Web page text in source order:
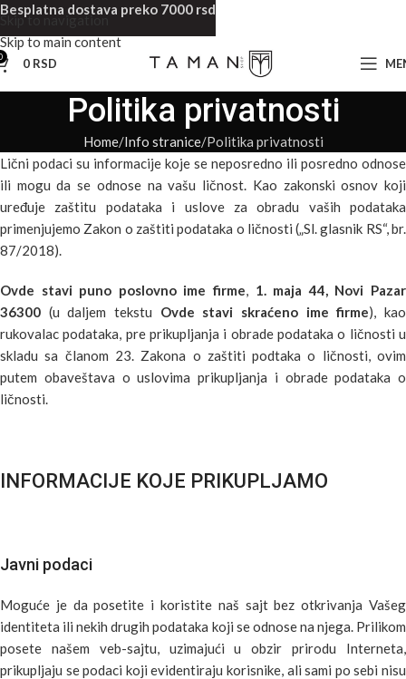
Skip to navigation
Skip to main content
0 RSD
Politika privatnosti
Home Info stranice Politika privatnosti
Lični podaci su informacije koje se neposredno ili posredno odnose
ili mogu da se odnose na vašu ličnost. Kao zakonski osnov koji
uređuje zaštitu podataka i uslove za obradu vaših podataka
primenjujemo Zakon o zaštiti podataka o ličnosti („Sl. glasnik RS“, br.
87/2018).
Ovde stavi puno poslovno ime firme, 1. maja 44, Novi Pazar
36300 (u daljem tekstu Ovde stavi skraćeno ime firme), kao
rukovalac podataka, pre prikupljanja i obrade podataka o ličnosti u
skladu sa članom 23. Zakona o zaštiti podtaka o ličnosti, ovim
putem obaveštava o uslovima prikupljanja i obrade podataka o
ličnosti.
INFORMACIJE KOJE PRIKUPLJAMO
Javni podaci
Moguće je da posetite i koristite naš sajt bez otkrivanja Vašeg
identiteta ili nekih drugih podataka koji se odnose na njega. Prilikom
posete našem veb-sajtu, uzimajući u obzir prirodu Interneta,
prikupljaju se podaci koji evidentiraju korisnike, ali sami po sebi nisu
Besplatna dostava preko 7000 rsd